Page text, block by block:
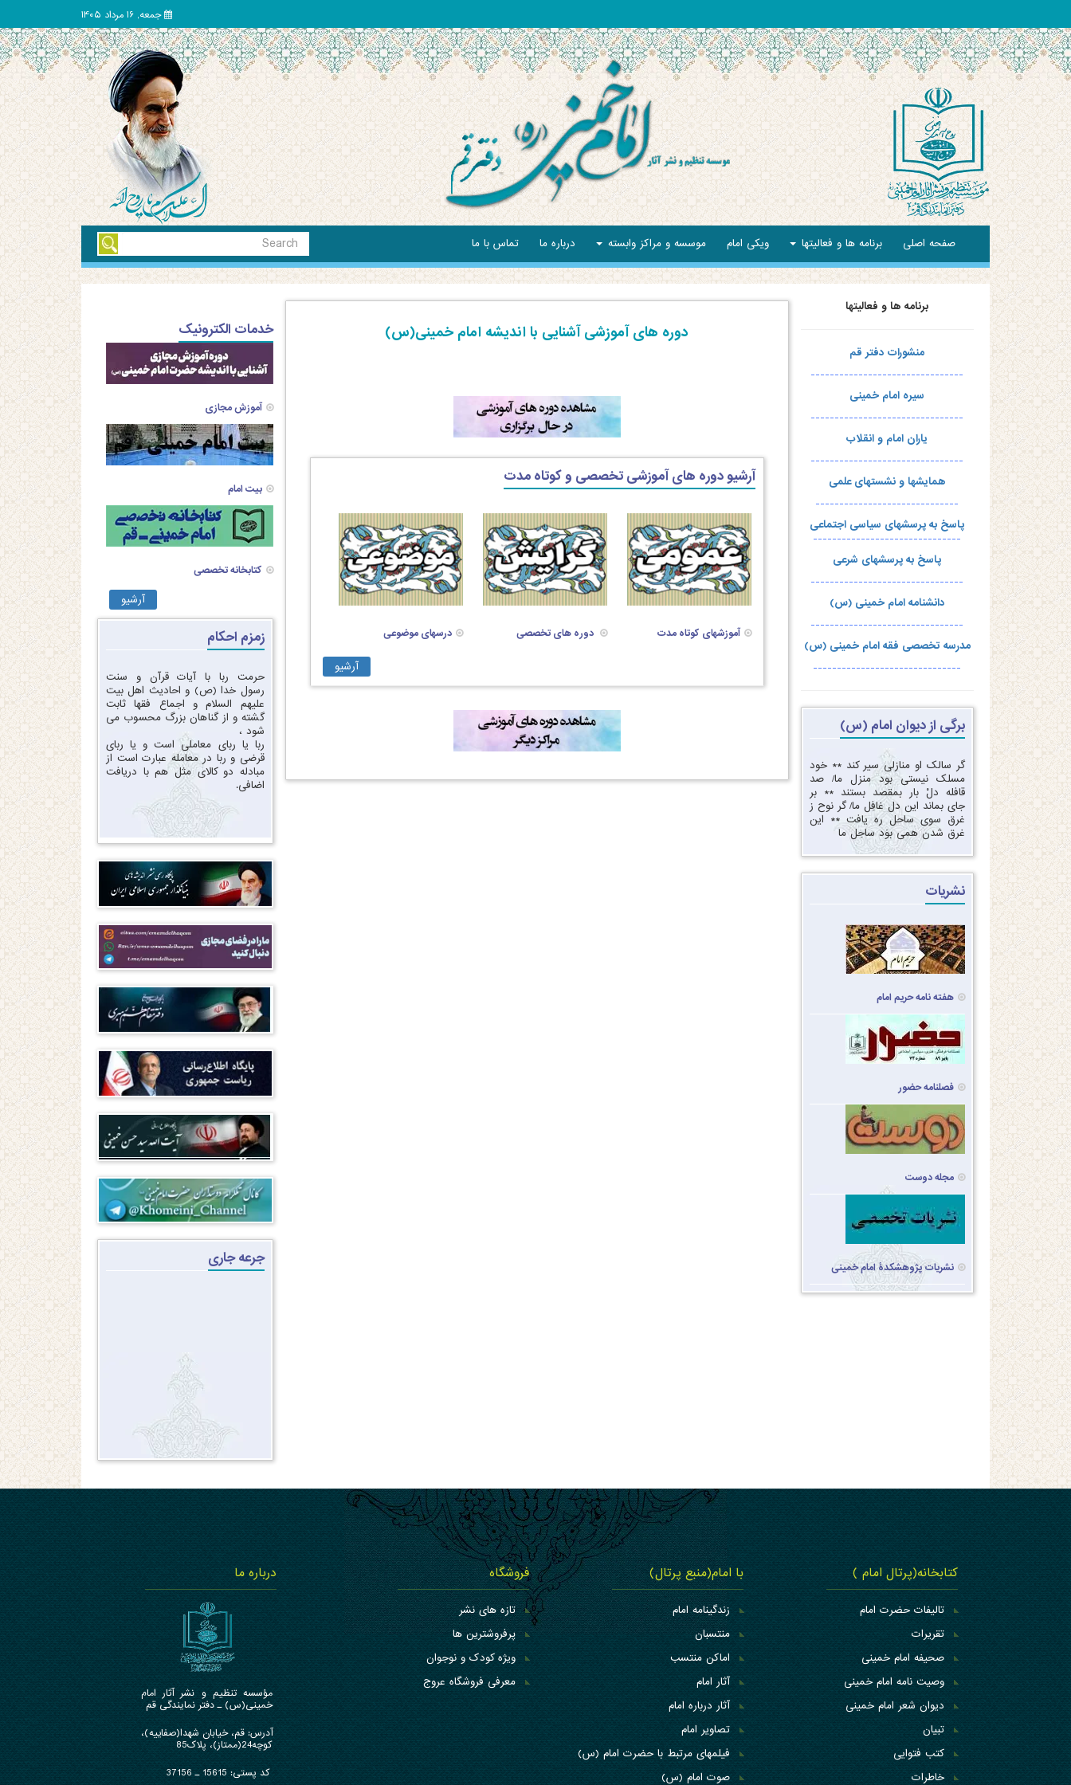
جمعه, 16 مرداد 1405
صفحه اصلی برنامه ها و فعالیتها ویکی امام موسسه و مراکز وابسته درباره ما تماس با ما
برنامه ها و فعالیتها
منشورات دفتر قم
--------------------------------
سیره امام خمینی
--------------------------------
یاران امام و انقلاب
--------------------------------
همایشها و نشستهای علمی
------------------------------
پاسخ به پرسشهای سیاسی اجتماعی
-------------------------------
پاسخ به پرسشهای شرعی
--------------------------------
دانشنامه امام خمینی (س)
--------------------------------
مدرسه تخصصی فقه امام خمینی (س)
-------------------------------
برگی از دیوان امام (س)
گر سالک او منازلی سیر کند‏ ** ‏خود
مسلک نیستی بود منزل ما‏/ ‏‏صد
قافله دلْ بار بمقصد بستند ** ‏بر
جای بماند این دل غافِل ما‏/ ‏‏گر نوح ز
غرق سوی ساحل ره یافت‏ ** ‏‏این
غرق شدن همی بوَد ساحِل ما‏
نشریات
هفته نامه حریم امام
فصلنامه حضور
مجله دوست
نشریات پژوهشکدۀ امام خمینی
دوره های آموزشی آشنایی با اندیشه امام خمینی(س)
آرشیو دوره های آموزشی تخصصی و کوتاه مدت
آرشیو
آموزشهای کوتاه مدت دوره های تخصصی درسهای موضوعی
خدمات الکترونیک
آرشیو
آموزش مجازی
بیت امام
کتابخانه تخصصی
زمزم احکام
حرمت ربا با آیات قرآن و سنت
رسول خدا (ص) و احادیث اهل بیت
علیهم السلام و اجماع فقها ثابت
گشته و از گناهان بزرگ محسوب می
شود ،
ربا یا ربای معاملی است و یا ربای
قرضی و ربا در معامله عبارت است از
مبادله دو کالای مثل هم با دریافت
اضافی.
جرعه جاری
کتابخانه(پرتال امام )
تالیفات حضرت امام
تقریرات
صحیفه امام خمینی
وصیت نامه امام خمینی
دیوان شعر امام خمینی
تبیان
کتب فتوایی
خاطرات
با امام(منبع پرتال)
زندگینامه امام
منتسبان
اماکن منتسب
آثار امام
آثار درباره امام
تصاویر امام
فیلمهای مرتبط با حضرت امام (س)
صوت امام (س)
فروشگاه
تازه های نشر
پرفروشترین ها
ویژه کودک و نوجوان
معرفی فروشگاه عروج
درباره ما
مؤسسه تنظیم و نشر آثار امام
خمینی(س) ـ دفتر نمایندگی قم
آدرس: قم، خیابان شهدا(صفاییه)،
کوچه24(ممتاز)، پلاک85
کد پستی: 15615 ـ 37156